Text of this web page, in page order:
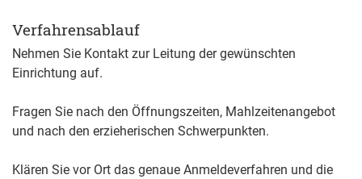
Verfahrensablauf
Nehmen Sie Kontakt zur Leitung der gewünschten
Einrichtung auf.
Fragen Sie nach den Öffnungszeiten, Mahlzeitenangebot
und nach den erzieherischen Schwerpunkten.
Klären Sie vor Ort das genaue Anmeldeverfahren und die